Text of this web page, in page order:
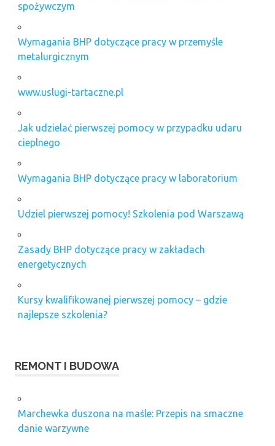
spożywczym
Wymagania BHP dotyczące pracy w przemyśle
metalurgicznym
www.uslugi-tartaczne.pl
Jak udzielać pierwszej pomocy w przypadku udaru
cieplnego
Wymagania BHP dotyczące pracy w laboratorium
Udziel pierwszej pomocy! Szkolenia pod Warszawą
Zasady BHP dotyczące pracy w zakładach
energetycznych
Kursy kwalifikowanej pierwszej pomocy – gdzie
najlepsze szkolenia?
REMONT I BUDOWA
Marchewka duszona na maśle: Przepis na smaczne
danie warzywne